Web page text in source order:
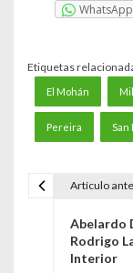
WhatsApp
Etiquetas
El Mohán
Pereira San
Artículo
Abelardo
Rodrigo
Interior